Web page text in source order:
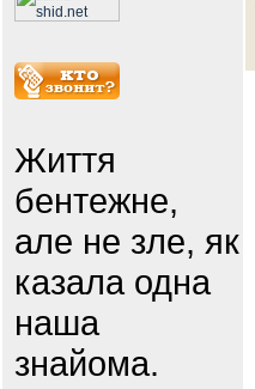
Життя
бентежне,
але не зле, як
казала одна
наша
знайома.